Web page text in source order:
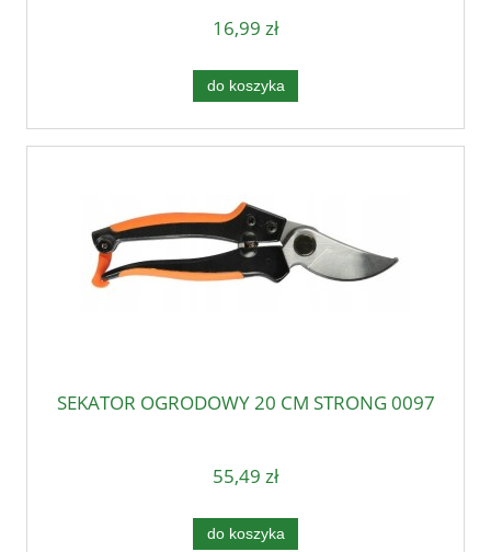
16,99 zł
do koszyka
SEKATOR OGRODOWY 20 CM STRONG 0097
55,49 zł
do koszyka